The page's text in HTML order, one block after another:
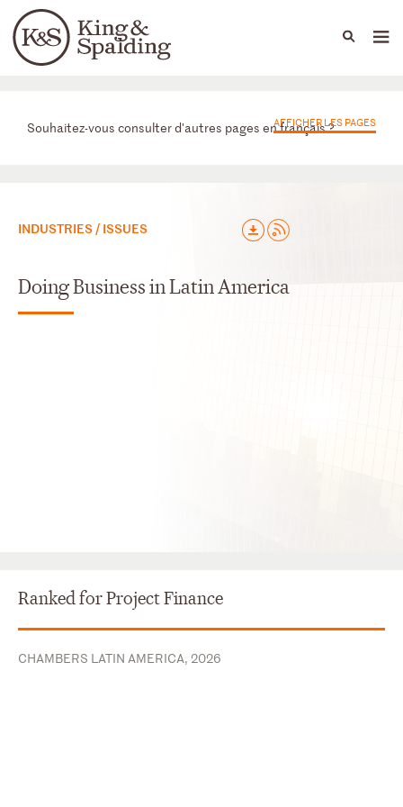
Languages
People Capabilities
Départements
Souhaitez-vous consulter d'autres pages en français ?
AFFICHER LES PAGES
INDUSTRIES / ISSUES
Doing Business in Latin America
Ranked for Project Finance
CHAMBERS LATIN AMERICA, 2026